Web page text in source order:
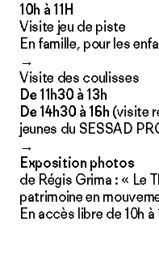
10h à 11H
Visite jeu de piste
En famille, pour les
→
Visite des coulisses
De 11h30 à 13h
De 14h30 à 16h (visite
jeunes du SESSAD
→
Exposition photos
de Régis Grima : « Le
patrimoine en
En accès libre de 10h à